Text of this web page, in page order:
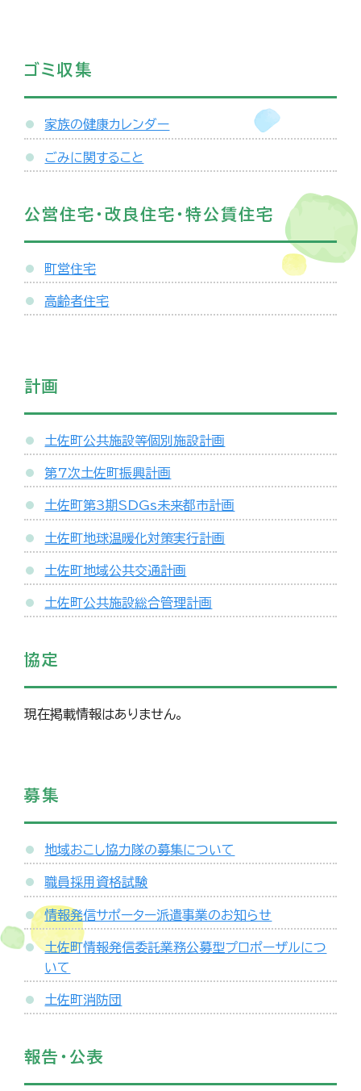
ゴミ収集
家族の健康カレンダー
ごみに関すること
公営住宅・改良住宅・特公賃住宅
町営住宅
高齢者住宅
計画
土佐町公共施設等個別施設計画
第7次土佐町振興計画
土佐町第3期SDGs未来都市計画
土佐町地球温暖化対策実行計画
土佐町地域公共交通計画
土佐町公共施設総合管理計画
協定
現在掲載情報はありません。
募集
地域おこし協力隊の募集について
職員採用資格試験
情報発信サポーター派遣事業のお知らせ
土佐町情報発信委託業務公募型プロポーザルにつ
いて
土佐町消防団
報告・公表